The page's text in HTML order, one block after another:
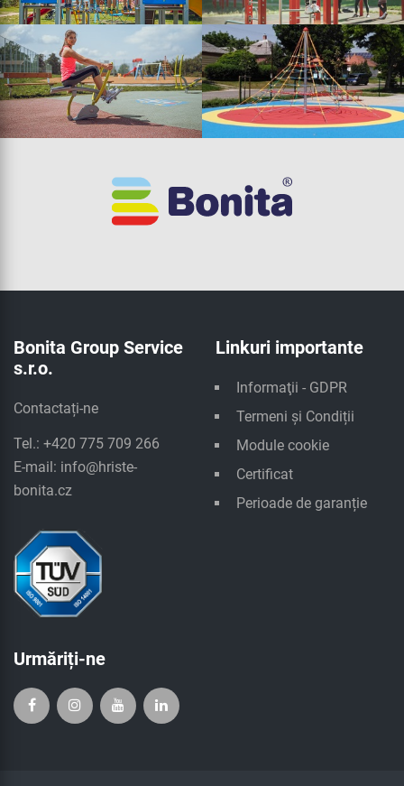
Bonita Group Service
s.r.o.
Contactați-ne
Tel.: +420 775 709 266
E-mail: info@hriste-
bonita.cz
Linkuri importante
Informaţii - GDPR
Termeni și Condiții
Module cookie
Certificat
Perioade de garanție
Urmăriți-ne